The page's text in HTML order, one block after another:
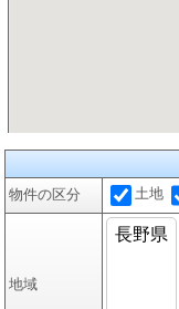
物件の区分
土地
地域